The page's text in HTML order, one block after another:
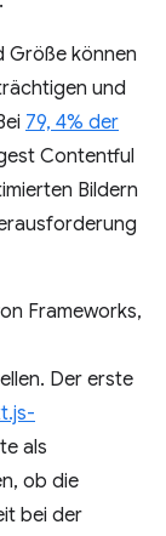
Größe können
und
79, 4% der
Contentful
Bildern
Frameworks,
Der erste
als
ob die
bei der